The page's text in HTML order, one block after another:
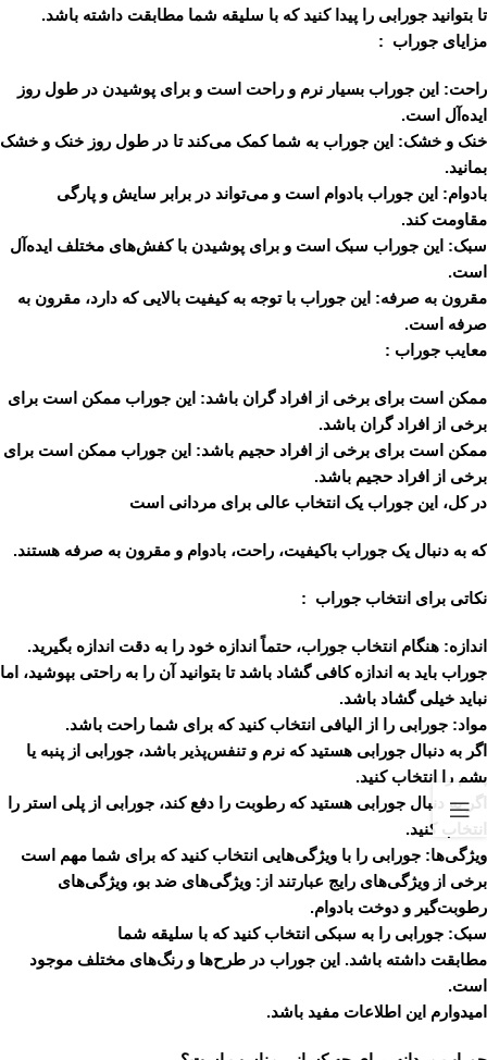
تا بتوانید جورابی را پیدا کنید که با سلیقه شما مطابقت داشته باشد.
مزایای جوراب :
راحت: این جوراب بسیار نرم و راحت است و برای پوشیدن در طول روز
ایده‌آل است.
خنک و خشک: این جوراب به شما کمک می‌کند تا در طول روز خنک و خشک
بمانید.
بادوام: این جوراب بادوام است و می‌تواند در برابر سایش و پارگی
مقاومت کند.
سبک: این جوراب سبک است و برای پوشیدن با کفش‌های مختلف ایده‌آل
است.
مقرون به صرفه: این جوراب با توجه به کیفیت بالایی که دارد، مقرون به
صرفه است.
معایب جوراب :
ممکن است برای برخی از افراد گران باشد: این جوراب ممکن است برای
برخی از افراد گران باشد.
ممکن است برای برخی از افراد حجیم باشد: این جوراب ممکن است برای
برخی از افراد حجیم باشد.
در کل، این جوراب یک انتخاب عالی برای مردانی است
که به دنبال یک جوراب باکیفیت، راحت، بادوام و مقرون به صرفه هستند.
نکاتی برای انتخاب جوراب :
اندازه: هنگام انتخاب جوراب، حتماً اندازه خود را به دقت اندازه بگیرید.
جوراب باید به اندازه کافی گشاد باشد تا بتوانید آن را به راحتی بپوشید، اما
نباید خیلی گشاد باشد.
مواد: جورابی را از الیافی انتخاب کنید که برای شما راحت باشد.
اگر به دنبال جورابی هستید که نرم و تنفس‌پذیر باشد، جورابی از پنبه یا
پشم را انتخاب کنید.
اگر به دنبال جورابی هستید که رطوبت را دفع کند، جورابی از پلی استر را
انتخاب کنید.
ویژگی‌ها: جورابی را با ویژگی‌هایی انتخاب کنید که برای شما مهم است
برخی از ویژگی‌های رایج عبارتند از: ویژگی‌های ضد بو، ویژگی‌های
رطوبت‌گیر و دوخت بادوام.
سبک: جورابی را به سبکی انتخاب کنید که با سلیقه شما
مطابقت داشته باشد. این جوراب در طرح‌ها و رنگ‌های مختلف موجود
است.
امیدوارم این اطلاعات مفید باشد.